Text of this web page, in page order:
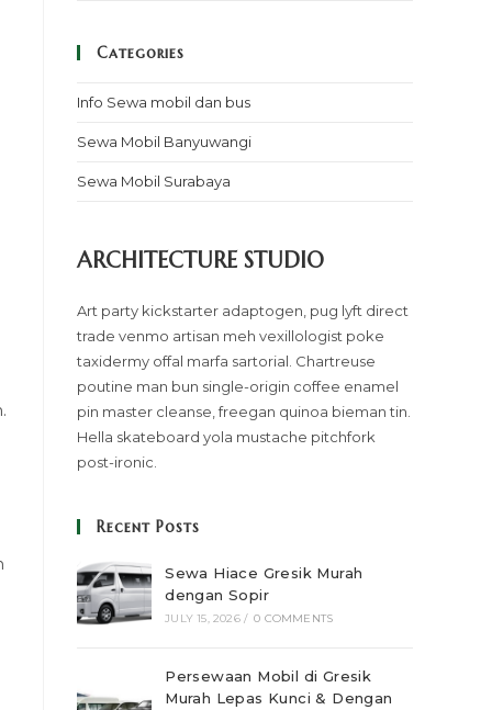
Categories
Info Sewa mobil dan bus
Sewa Mobil Banyuwangi
Sewa Mobil Surabaya
ARCHITECTURE STUDIO
Art party kickstarter adaptogen, pug lyft direct
trade venmo artisan meh vexillologist poke
taxidermy offal marfa sartorial. Chartreuse
poutine man bun single-origin coffee enamel
pin master cleanse, freegan quinoa bieman tin.
Hella skateboard yola mustache pitchfork
post-ironic.
Recent Posts
Sewa Hiace Gresik Murah
dengan Sopir
JULY 15, 2026 / 0 COMMENTS
Persewaan Mobil di Gresik
Murah Lepas Kunci & Dengan